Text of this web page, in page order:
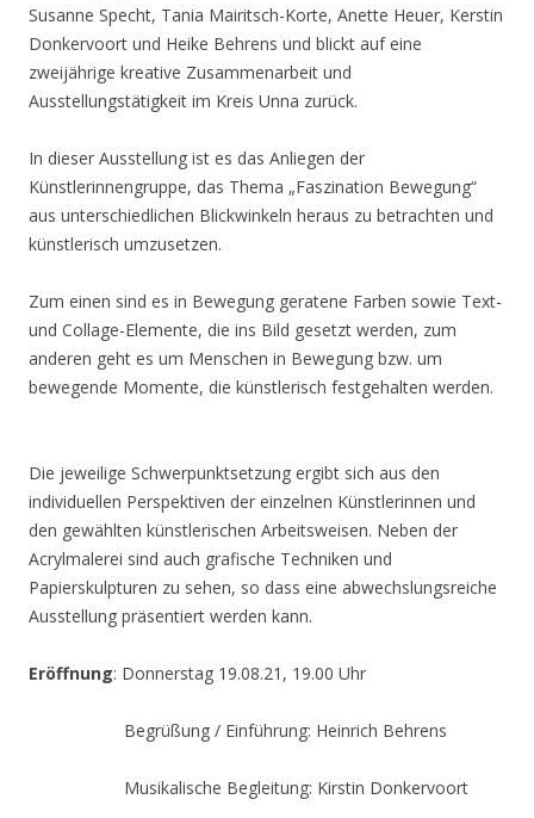
Susanne Specht, Tania Mairitsch-Korte, Anette Heuer, Kerstin
Donkervoort und Heike Behrens und blickt auf eine
zweijährige kreative Zusammenarbeit und
Ausstellungstätigkeit im Kreis Unna zurück.
In dieser Ausstellung ist es das Anliegen der
Künstlerinnengruppe, das Thema „Faszination Bewegung“
aus unterschiedlichen Blickwinkeln heraus zu betrachten und
künstlerisch umzusetzen.
Zum einen sind es in Bewegung geratene Farben sowie Text-
und Collage-Elemente, die ins Bild gesetzt werden, zum
anderen geht es um Menschen in Bewegung bzw. um
bewegende Momente, die künstlerisch festgehalten werden.
Die jeweilige Schwerpunktsetzung ergibt sich aus den
individuellen Perspektiven der einzelnen Künstlerinnen und
den gewählten künstlerischen Arbeitsweisen. Neben der
Acrylmalerei sind auch grafische Techniken und
Papierskulpturen zu sehen, so dass eine abwechslungsreiche
Ausstellung präsentiert werden kann.
Eröffnung: Donnerstag 19.08.21, 19.00 Uhr
Begrüßung / Einführung: Heinrich Behrens
Musikalische Begleitung: Kirstin Donkervoort